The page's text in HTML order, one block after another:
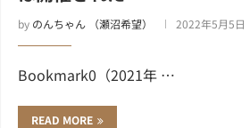
by のんちゃん （瀬沼希望） 2022年5月5日
Bookmark0（2021年 …
READ MORE